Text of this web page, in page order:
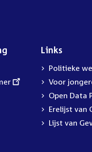
Links
Politieke
Voor
External
link:
Open Data
Erelijst van
External
Lijst van